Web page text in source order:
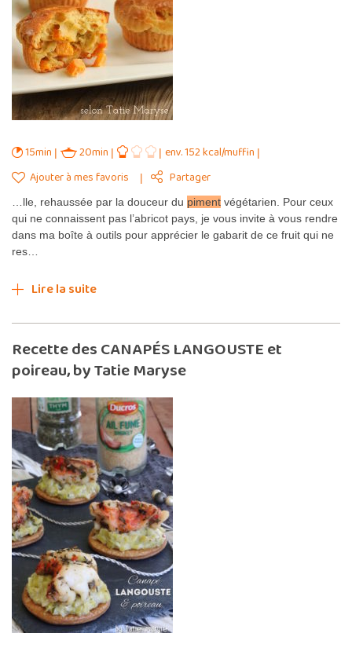
15min 20min
env. 152 kcal/muffin
Ajouter à mes favoris
Partager
…lle, rehaussée par la douceur du piment végétarien. Pour ceux
qui ne connaissent pas l’abricot pays, je vous invite à vous rendre
dans ma boîte à outils pour apprécier le gabarit de ce fruit qui ne
res…
Lire la suite
Recette des CANAPÉS LANGOUSTE et
poireau, by Tatie Maryse